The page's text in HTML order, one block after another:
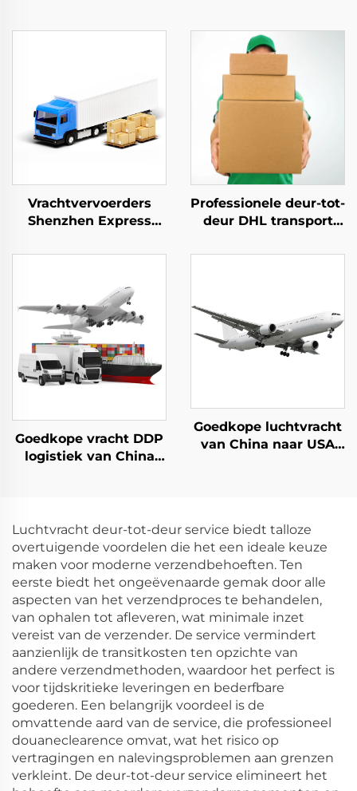
Vrachtvervoerders
Shenzhen Express
verzending Express
naar USA 5 - 7 dagen
Globale Koper
Professionele deur-tot-
deur DHL transport
dropshipping
Goedkope vracht DDP
logistiek van China
Portugal UPS DHL
Express verzending
agent
Goedkope luchtvracht
van China naar USA
Luchtvracht deur-tot-deur service biedt talloze
overtuigende voordelen die het een ideale keuze
maken voor moderne verzendbehoeften. Ten
eerste biedt het ongeëvenaarde gemak door alle
aspecten van het verzendproces te behandelen,
van ophalen tot afleveren, wat minimale inzet
vereist van de verzender. De service vermindert
aanzienlijk de transitkosten ten opzichte van
andere verzendmethoden, waardoor het perfect is
voor tijdskritieke leveringen en bederfbare
goederen. Een belangrijk voordeel is de
omvattende aard van de service, die professioneel
douaneclearence omvat, wat het risico op
vertragingen en nalevingsproblemen aan grenzen
verkleint. De deur-tot-deur service elimineert het